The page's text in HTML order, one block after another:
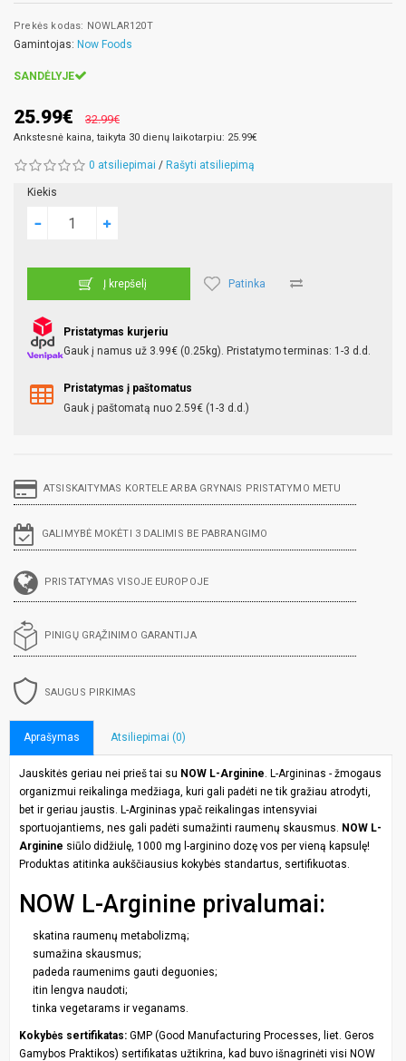
Prekės kodas: NOWLAR120T
Gamintojas: Now Foods
SANDĖLYJE
25.99€ 32.99€
Ankstesnė kaina, taikyta 30 dienų laikotarpiu: 25.99€
0 atsiliepimai / Rašyti atsiliepimą
Kiekis
Į krepšelį Patinka
Pristatymas kurjeriu
Gauk į namus už 3.99€ (0.25kg). Pristatymo terminas: 1-3 d.d.
Pristatymas į paštomatus
Gauk į paštomatą nuo 2.59€ (1-3 d.d.)
ATSISKAITYMAS KORTELE ARBA GRYNAIS PRISTATYMO METU
GALIMYBĖ MOKĖTI 3 DALIMIS BE PABRANGIMO
PRISTATYMAS VISOJE EUROPOJE
PINIGŲ GRĄŽINIMO GARANTIJA
SAUGUS PIRKIMAS
Aprašymas Atsiliepimai (0)
Jauskitės geriau nei prieš tai su NOW L-Arginine. L-Argininas - žmogaus
organizmui reikalinga medžiaga, kuri gali padėti ne tik gražiau atrodyti,
bet ir geriau jaustis. L-Argininas ypač reikalingas intensyviai
sportuojantiems, nes gali padėti sumažinti raumenų skausmus. NOW L-
Arginine siūlo didžiulę, 1000 mg l-arginino dozę vos per vieną kapsulę!
Produktas atitinka aukščiausius kokybės standartus, sertifikuotas.
NOW L-Arginine privalumai:
skatina raumenų metabolizmą;
sumažina skausmus;
padeda raumenims gauti deguonies;
itin lengva naudoti;
tinka vegetarams ir veganams.
Kokybės sertifikatas: GMP (Good Manufacturing Processes, liet. Geros
Gamybos Praktikos) sertifikatas užtikrina, kad buvo išnagrinėti visi NOW